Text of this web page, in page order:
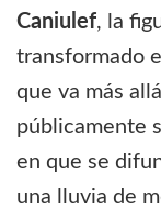
Caniulef, la
transformado
que va más
públicamente
en que se
una lluvia de